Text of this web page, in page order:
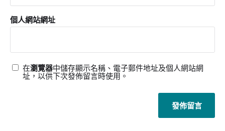
個人網站網址
在瀏覽器中儲存顯示名稱、電子郵件地址及個人網站網
址，以供下次發佈留言時使用。